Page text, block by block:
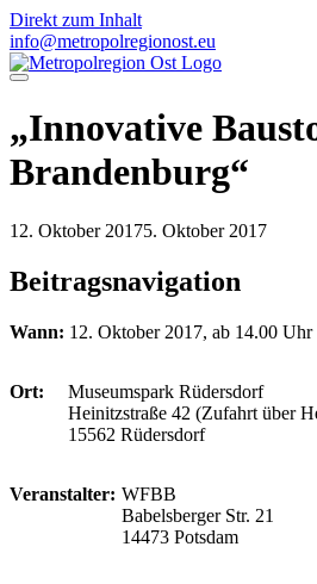
Direkt zum Inhalt
info@metropolregionost.eu
„Innovative
Brandenburg“
12. Oktober 20175. Oktober 2017
Beitragsnavigation
Wann: 12. Oktober 2017, ab 14.00 Uhr
Ort:
Museumspark Rüdersdorf
Heinitzstraße 42 (Zufahrt über
15562 Rüdersdorf
Veranstalter: WFBB
Babelsberger Str. 21
14473 Potsdam